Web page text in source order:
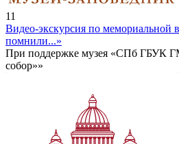
11
Видео-экскурсия по мемориальной
помнили...»
При поддержке музея «СПб ГБУК
собор»»